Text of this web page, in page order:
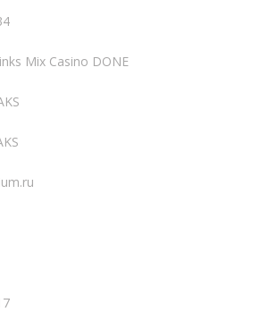
Mix Casino DONE